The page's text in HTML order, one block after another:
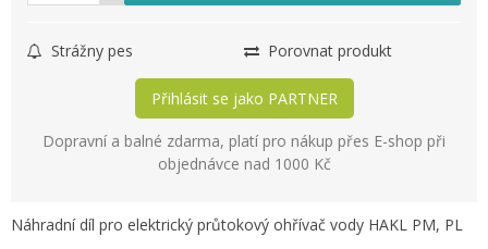
Strážny pes Porovnat produkt
Přihlásit se jako PARTNER
Dopravní a balné zdarma, platí pro nákup přes E-shop při
objednávce nad 1000 Kč
Náhradní díl pro elektrický průtokový ohřívač vody HAKL PM, PL